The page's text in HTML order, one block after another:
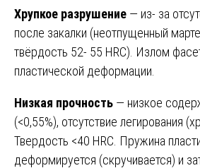
Хрупкое разрушение — из- за
после закалки (неотпущенный
твёрдость 52- 55 HRC). Излом
пластической деформации.
Низкая прочность — низкое
(<0,55%), отсутствие легирования
Твердость <40 HRC. Пружина
деформируется (скручивается) и